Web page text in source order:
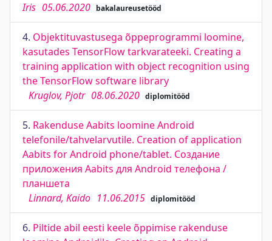
Iris 05.06.2020 bakalaureusetööd
4. Objektituvastusega õppeprogrammi loomine,
kasutades TensorFlow tarkvarateeki. Creating a
training application with object recognition using
the TensorFlow software library
Kruglov, Pjotr 08.06.2020 diplomitööd
5. Rakenduse Aabits loomine Android
telefonile/tahvelarvutile. Creation of application
Aabits for Android phone/tablet. Создание
приложения Aabits для Android телефона /
планшета
Linnard, Kaido 11.06.2015 diplomitööd
6. Piltide abil eesti keele õppimise rakenduse